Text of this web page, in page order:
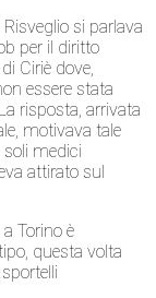
si parlava
per il diritto
Ciriè dove,
essere stata
risposta, arrivata
motivava tale
medici
attirato sul
Torino è
questa volta